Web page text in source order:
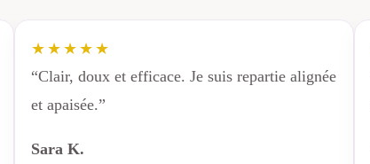
★★★★★
“Clair, doux et efficace. Je suis repartie alignée
et apaisée.”
Sara K.